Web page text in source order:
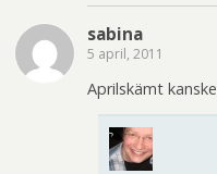
sabina
5 april, 2011
Aprilskämt kanske